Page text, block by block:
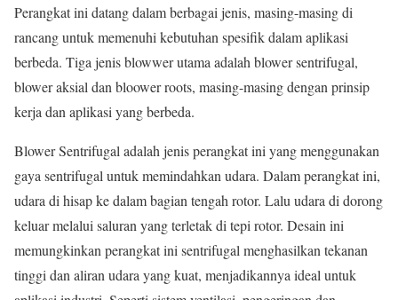
Perangkat ini datang dalam berbagai jenis, masing-masing di
rancang untuk memenuhi kebutuhan spesifik dalam aplikasi
berbeda. Tiga jenis blowwer utama adalah blower sentrifugal,
blower aksial dan bloower roots, masing-masing dengan prinsip
kerja dan aplikasi yang berbeda.
Blower Sentrifugal adalah jenis perangkat ini yang menggunakan
gaya sentrifugal untuk memindahkan udara. Dalam perangkat ini,
udara di hisap ke dalam bagian tengah rotor. Lalu udara di dorong
keluar melalui saluran yang terletak di tepi rotor. Desain ini
memungkinkan perangkat ini sentrifugal menghasilkan tekanan
tinggi dan aliran udara yang kuat, menjadikannya ideal untuk